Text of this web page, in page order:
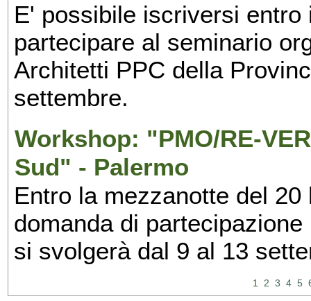
E' possibile iscriversi
partecipare al seminario
Architetti PPC della
settembre.
Workshop: "PMO/RE-
Sud" - Palermo
Entro la mezzanotte del
domanda di
si svolgerà dal 9 al 13
1 2 3 4 5